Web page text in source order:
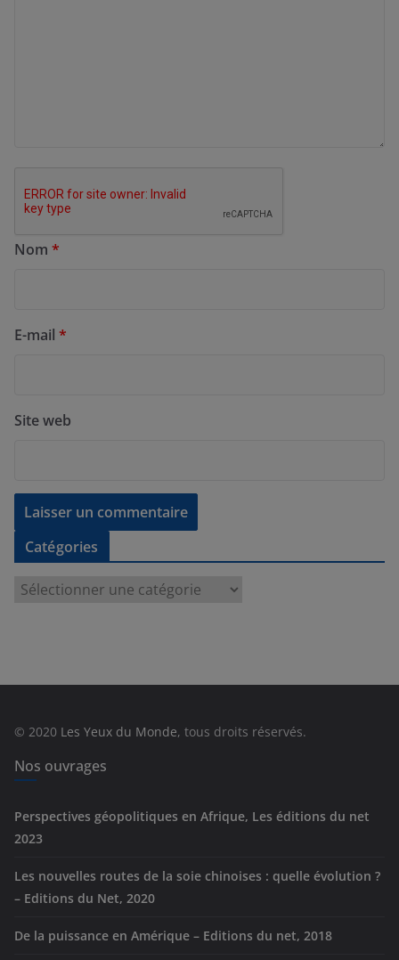
Nom *
E-mail *
Site web
Catégories
e
© 2020 Les Yeux du Monde, tous droits réservés.
Nos ouvrages
Perspectives géopolitiques en Afrique, Les éditions du net
2023
Les nouvelles routes de la soie chinoises : quelle évolution ?
– Editions du Net, 2020
De la puissance en Amérique – Editions du net, 2018